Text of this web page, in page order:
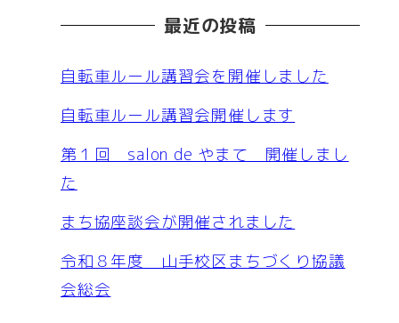
最近の投稿
自転車ルール講習会を開催しました
自転車ルール講習会開催します
第１回 salon de やまて 開催しまし
た
まち協座談会が開催されました
令和８年度 山手校区まちづくり協議
会総会